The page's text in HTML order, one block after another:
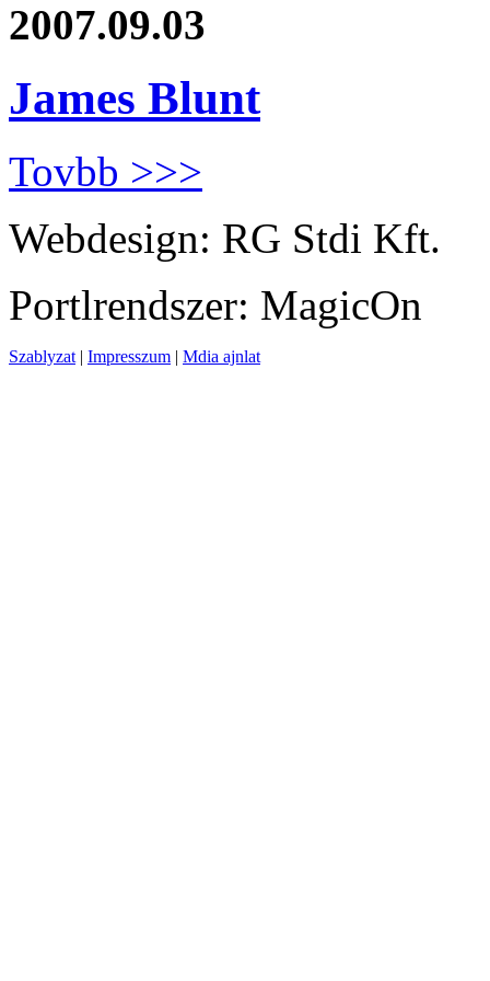
2007.09.03
James Blunt
Tovbb >>>
Webdesign: RG Stdi Kft.
Portlrendszer: MagicOn
Szablyzat | Impresszum | Mdia ajnlat